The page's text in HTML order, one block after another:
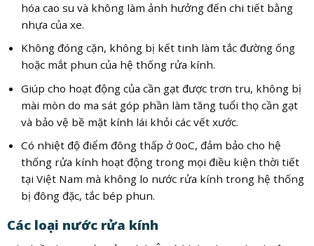
hóa cao su và không làm ảnh hưởng đến chi tiết bằng
nhựa của xe.
Không đóng cặn, không bị kết tinh làm tắc đường ống
hoặc mắt phun của hệ thống rửa kính.
Giúp cho hoạt động của cần gạt được trơn tru, không bị
mài mòn do ma sát góp phần làm tăng tuổi thọ cần gạt
và bảo vệ bề mặt kính lái khỏi các vết xước.
Có nhiệt độ điểm đông thấp ở 0oC, đảm bảo cho hệ
thống rửa kính hoạt động trong mọi điều kiện thời tiết
tại Việt Nam mà không lo nước rửa kính trong hệ thống
bị đông đặc, tắc bép phun.
Các loại nước rửa kính